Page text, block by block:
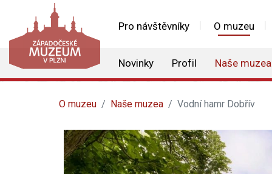
Pro návštěvníky O muzeu
Novinky Profil Naše muzea
O muzeu Naše muzea Vodní hamr Dobřív